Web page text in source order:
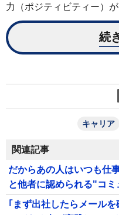
力（ポジティビティー）
続
キャリア
関連記事
だからあの人はいつも仕
と他者に認められる"コ
｢まず出社したらメール